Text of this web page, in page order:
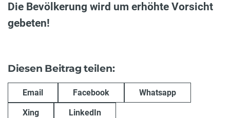
Die Bevölkerung wird um erhöhte Vorsicht
gebeten!
Diesen Beitrag teilen:
Email Facebook Whatsapp
Xing LinkedIn